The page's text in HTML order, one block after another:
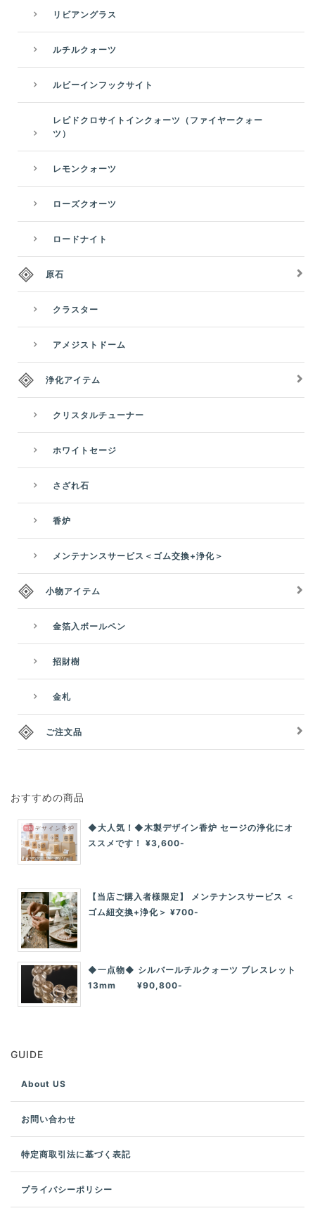
リビアングラス
ルチルクォーツ
ルビーインフックサイト
レピドクロサイトインクォーツ（ファイヤークォー
ツ）
レモンクォーツ
ローズクオーツ
ロードナイト
原石
クラスター
アメジストドーム
浄化アイテム
クリスタルチューナー
ホワイトセージ
さざれ石
香炉
メンテナンスサービス＜ゴム交換+浄化＞
小物アイテム
金箔入ボールペン
招財樹
金札
ご注文品
おすすめの商品
◆大人気！◆木製デザイン香炉 セージの浄化にオ
ススメです！ ¥3,600-
【当店ご購入者様限定】 メンテナンスサービス ＜
ゴム紐交換+浄化＞ ¥700-
◆一点物◆ シルバールチルクォーツ ブレスレット
13mm ¥90,800-
GUIDE
About US
お問い合わせ
特定商取引法に基づく表記
プライバシーポリシー